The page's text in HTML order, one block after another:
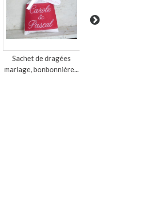
Sachet de dragées
mariage, bonbonnière...